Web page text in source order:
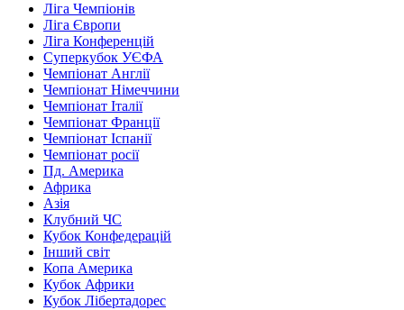
Ліга Чемпіонів
Ліга Європи
Ліга Конференцій
Суперкубок УЄФА
Чемпіонат Англії
Чемпіонат Німеччини
Чемпіонат Італії
Чемпіонат Франції
Чемпіонат Іспанії
Чемпіонат росії
Пд. Америка
Африка
Азія
Клубний ЧС
Кубок Конфедерацій
Інший світ
Копа Америка
Кубок Африки
Кубок Лібертадорес